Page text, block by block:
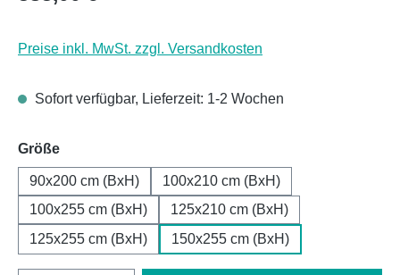
Preise inkl. MwSt. zzgl. Versandkosten
Sofort verfügbar, Lieferzeit: 1-2 Wochen
Größeauswählen
90x200 cm (BxH)
100x210 cm (BxH)
100x255 cm (BxH)
125x210 cm (BxH)
125x255 cm (BxH)
150x255 cm (BxH)